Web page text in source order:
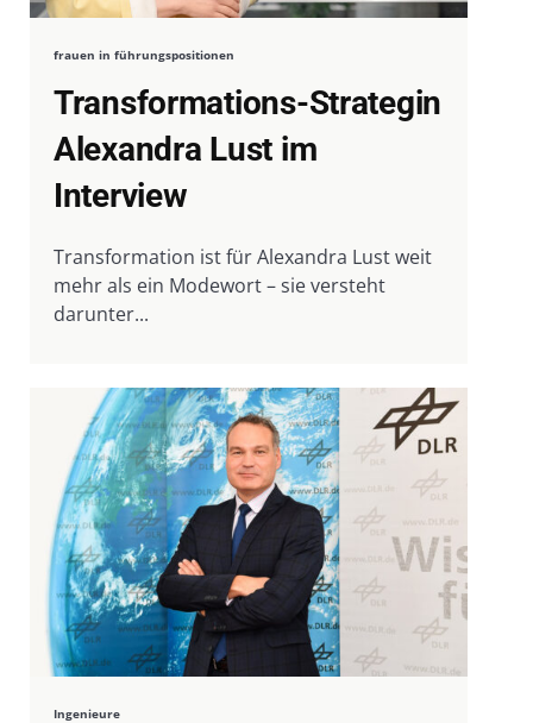
frauen in führungspositionen
Transformations-Strategin
Alexandra Lust im
Interview
Transformation ist für Alexandra Lust weit
mehr als ein Modewort – sie versteht
darunter...
Ingenieure